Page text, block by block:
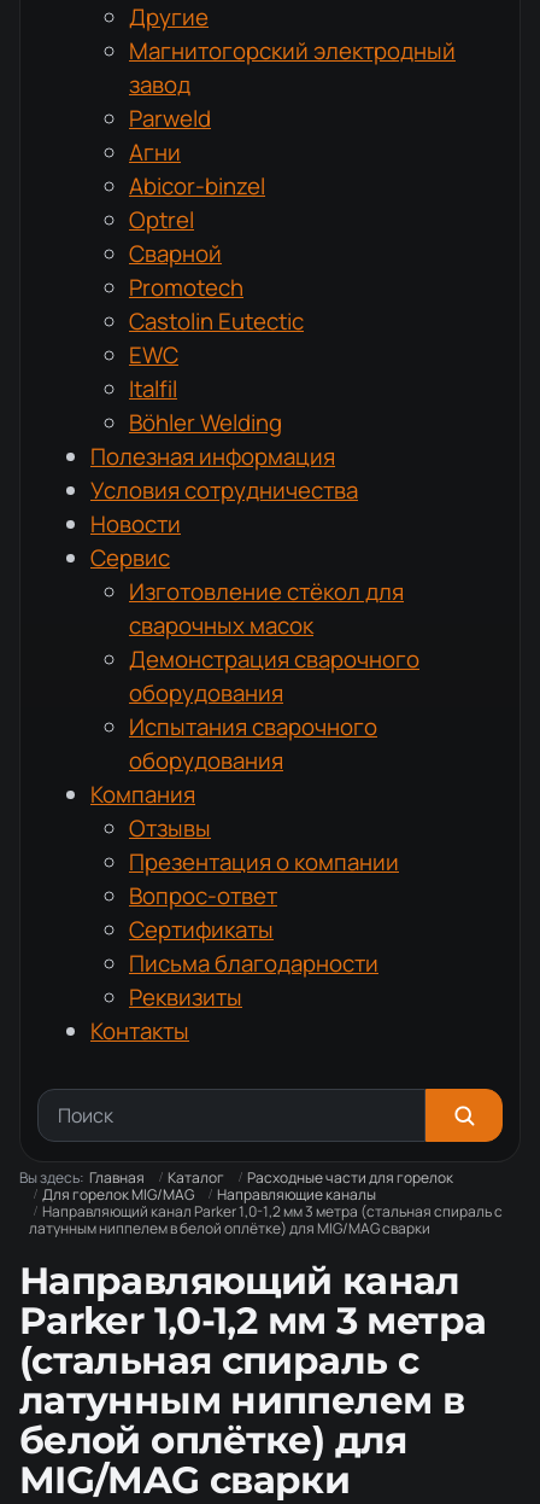
Другие
Магнитогорский электродный
завод
Parweld
Агни
Abicor-binzel
Optrel
Сварной
Promotech
Castolin Eutectic
EWC
Italfil
Böhler Welding
Полезная информация
Условия сотрудничества
Новости
Сервис
Изготовление стёкол для
сварочных масок
Демонстрация сварочного
оборудования
Испытания сварочного
оборудования
Компания
Отзывы
Презентация о компании
Вопрос-ответ
Сертификаты
Письма благодарности
Реквизиты
Контакты
Вы здесь: Главная Каталог
Расходные части для горелок
Для горелок MIG/MAG
Направляющие каналы
Направляющий канал Parker 1,0-1,2 мм 3 метра (стальная спираль с
латунным ниппелем в белой оплётке) для MIG/MAG сварки
Направляющий канал
Parker 1,0-1,2 мм 3 метра
(стальная спираль с
латунным ниппелем в
белой оплётке) для
MIG/MAG сварки